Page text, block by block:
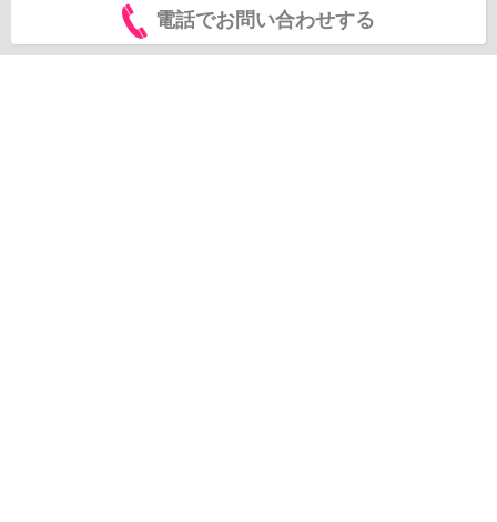
電話でお問い合わせする